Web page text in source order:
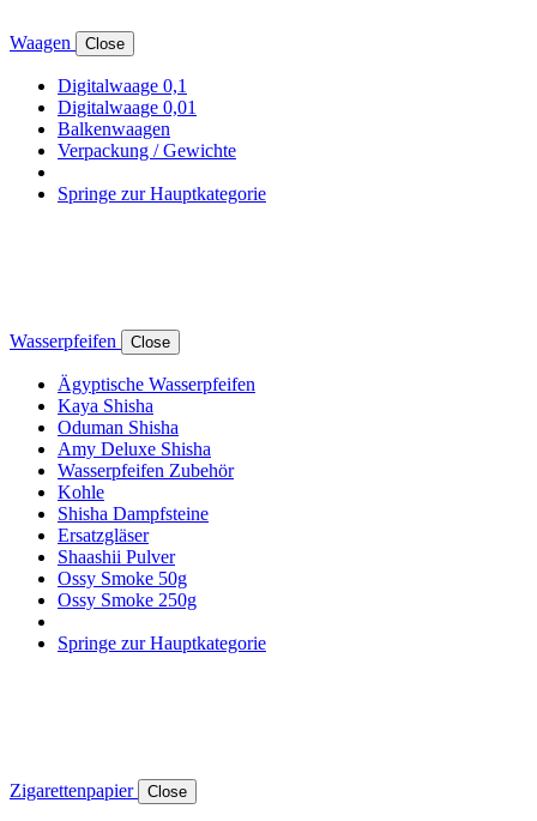
Waagen Close
Digitalwaage 0,1
Digitalwaage 0,01
Balkenwaagen
Verpackung / Gewichte
Springe zur Hauptkategorie
Wasserpfeifen Close
Ägyptische Wasserpfeifen
Kaya Shisha
Oduman Shisha
Amy Deluxe Shisha
Wasserpfeifen Zubehör
Kohle
Shisha Dampfsteine
Ersatzgläser
Shaashii Pulver
Ossy Smoke 50g
Ossy Smoke 250g
Springe zur Hauptkategorie
Zigarettenpapier Close